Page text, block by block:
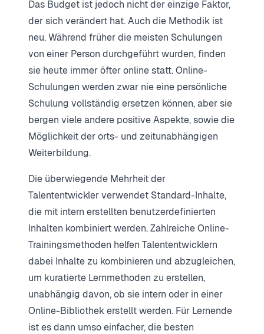
Das Budget ist jedoch nicht der einzige Faktor,
der sich verändert hat. Auch die Methodik ist
neu. Während früher die meisten Schulungen
von einer Person durchgeführt wurden, finden
sie heute immer öfter online statt. Online-
Schulungen werden zwar nie eine persönliche
Schulung vollständig ersetzen können, aber sie
bergen viele andere positive Aspekte, sowie die
Möglichkeit der orts- und zeitunabhängigen
Weiterbildung.
Die überwiegende Mehrheit der
Talententwickler verwendet Standard-Inhalte,
die mit intern erstellten benutzerdefinierten
Inhalten kombiniert werden. Zahlreiche Online-
Trainingsmethoden helfen Talententwicklern
dabei Inhalte zu kombinieren und abzugleichen,
um kuratierte Lernmethoden zu erstellen,
unabhängig davon, ob sie intern oder in einer
Online-Bibliothek erstellt werden. Für Lernende
ist es dann umso einfacher, die besten